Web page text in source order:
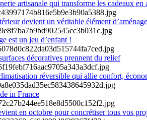
artisanale qui transforme les cadeaux en
devient un véritable élément
est un jeu d’enfant !
décoratives prennent du relief
réversible qui allie confort,
in France
en octobre pour concrétiser tous vos